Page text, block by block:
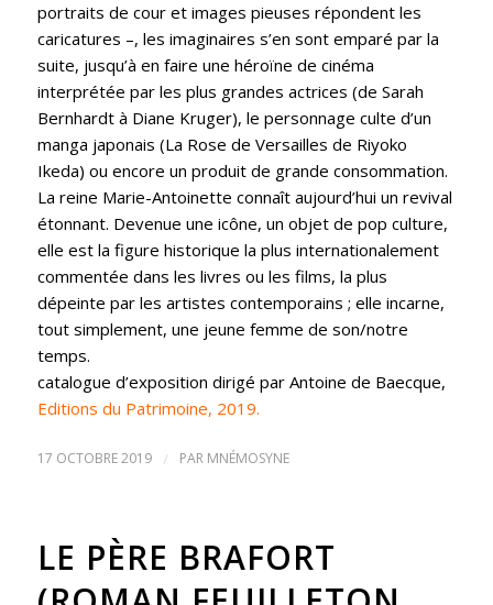
portraits de cour et images pieuses répondent les
caricatures –, les imaginaires s’en sont emparé par la
suite, jusqu’à en faire une héroïne de cinéma
interprétée par les plus grandes actrices (de Sarah
Bernhardt à Diane Kruger), le personnage culte d’un
manga japonais (La Rose de Versailles de Riyoko
Ikeda) ou encore un produit de grande consommation.
La reine Marie-Antoinette connaît aujourd’hui un revival
étonnant. Devenue une icône, un objet de pop culture,
elle est la figure historique la plus internationalement
commentée dans les livres ou les films, la plus
dépeinte par les artistes contemporains ; elle incarne,
tout simplement, une jeune femme de son/notre
temps.
catalogue d’exposition dirigé par Antoine de Baecque,
Editions du Patrimoine, 2019.
17 OCTOBRE 2019 / PAR MNÉMOSYNE
LE PÈRE BRAFORT